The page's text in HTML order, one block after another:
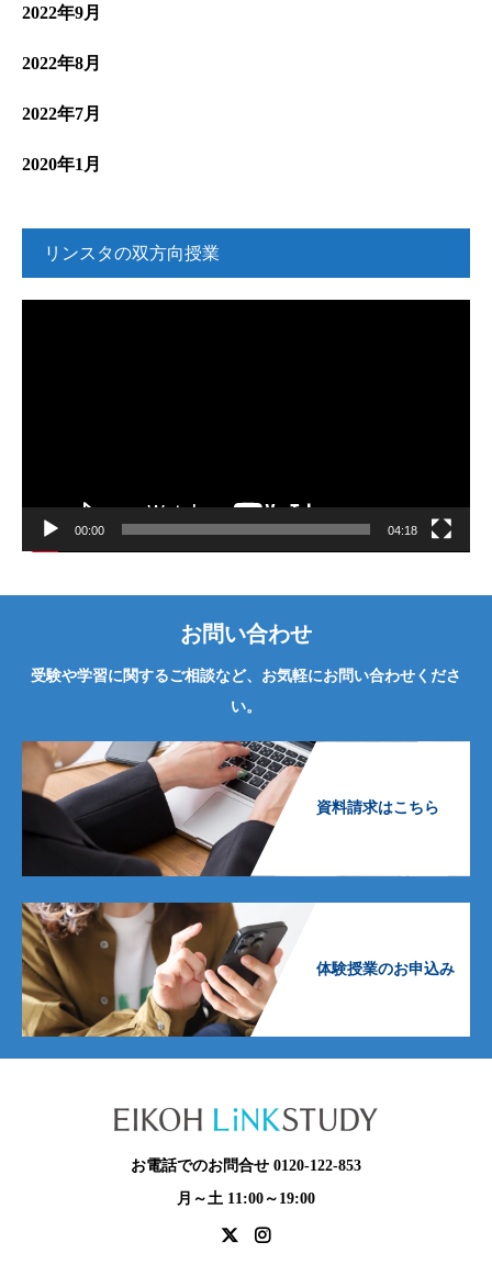
2022年9月
2022年8月
2022年7月
2020年1月
リンスタの双方向授業
00:00 04:18
お問い合わせ
受験や学習に関するご相談など、お気軽にお問い合わせくださ
い。
資料請求はこちら
体験授業のお申込み
お電話でのお問合せ 0120-122-853
月～土 11:00～19:00